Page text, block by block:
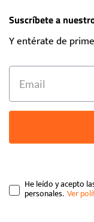
Suscríbete a
Y entérate de
He leído y acepto
personales.